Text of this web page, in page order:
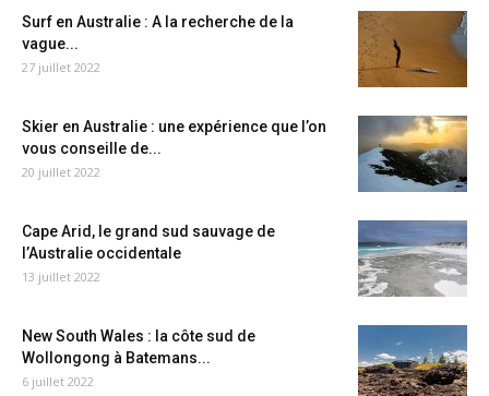
Surf en Australie : A la recherche de la
vague...
27 juillet 2022
Skier en Australie : une expérience que l’on
vous conseille de...
20 juillet 2022
Cape Arid, le grand sud sauvage de
l’Australie occidentale
13 juillet 2022
New South Wales : la côte sud de
Wollongong à Batemans...
6 juillet 2022